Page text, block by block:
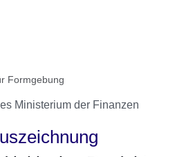
Formgebung
Ministerium der Finanzen